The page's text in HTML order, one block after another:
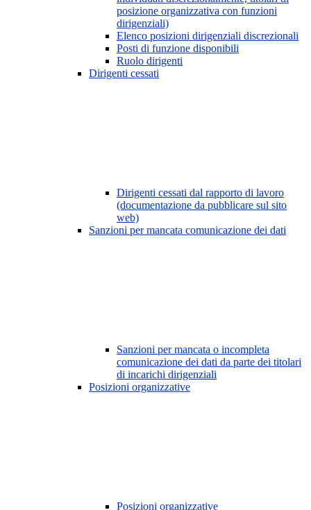
posizione organizzativa con funzioni
dirigenziali)
Elenco posizioni dirigenziali discrezionali
Posti di funzione disponibili
Ruolo dirigenti
Dirigenti cessati
Dirigenti cessati dal rapporto di lavoro
(documentazione da pubblicare sul sito
web)
Sanzioni per mancata comunicazione dei dati
Sanzioni per mancata o incompleta
comunicazione dei dati da parte dei titolari
di incarichi dirigenziali
Posizioni organizzative
Posizioni organizzative